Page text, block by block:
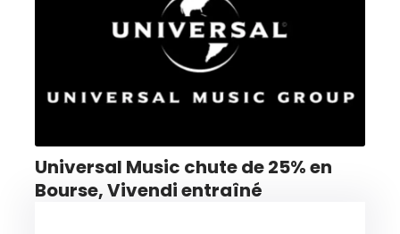
Universal Music chute de 25% en
Bourse, Vivendi entraîné